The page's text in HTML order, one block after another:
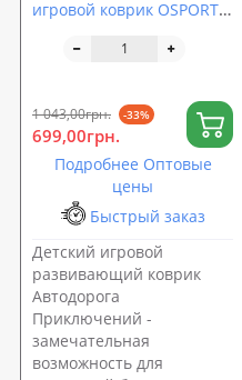
игровой коврик OSPORT
Приключений Большая
1 043,00грн. -33%
699,00грн.
Подробнее Оптовые
цены
Быстрый заказ
Детский игровой
развивающий коврик
Автодорога
Приключений -
замечательная
возможность для